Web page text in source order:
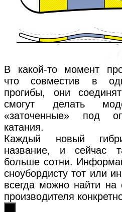
В какой-то момент
что совместив в
прогибы, они
смогут делать
«заточенные» под
катания.
Каждый новый
название, и сейчас
больше сотни.
сноубордисту тот или
всегда можно найти на
производителя